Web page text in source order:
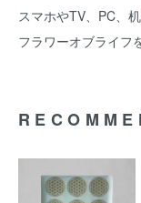
スマホやTV、PC、
フラワーオブライフ